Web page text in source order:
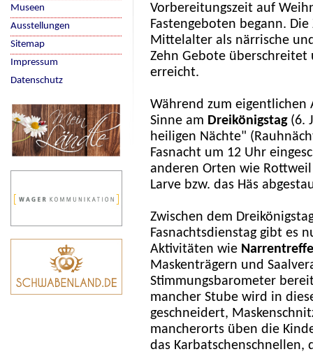
Vorbereitungszeit auf
Fastengeboten begann.
Mittelalter als närrische
Zehn Gebote
erreicht.
Während zum eigentlichen
Sinne am Dreikönigstag(6.
heiligen Nächte"
Fasnacht um 12 Uhr
anderen Orten wie
Larve bzw. das Häs
Zwischen dem
Fasnachtsdienstag gibt es
Aktivitäten wie
Maskenträgern und
Stimmungsbarometer
mancher Stube wird in
geschneidert,
mancherorts üben die
das
Museen
Ausstellungen
Sitemap
Impressum
Datenschutz